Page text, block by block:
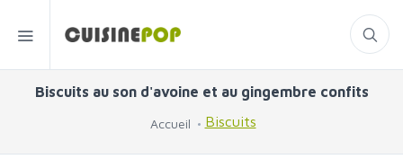
Biscuits au son d'avoine et au gingembre confits
Accueil Biscuits